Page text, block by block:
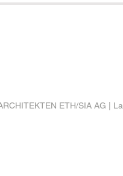
ETH/SIA AG |